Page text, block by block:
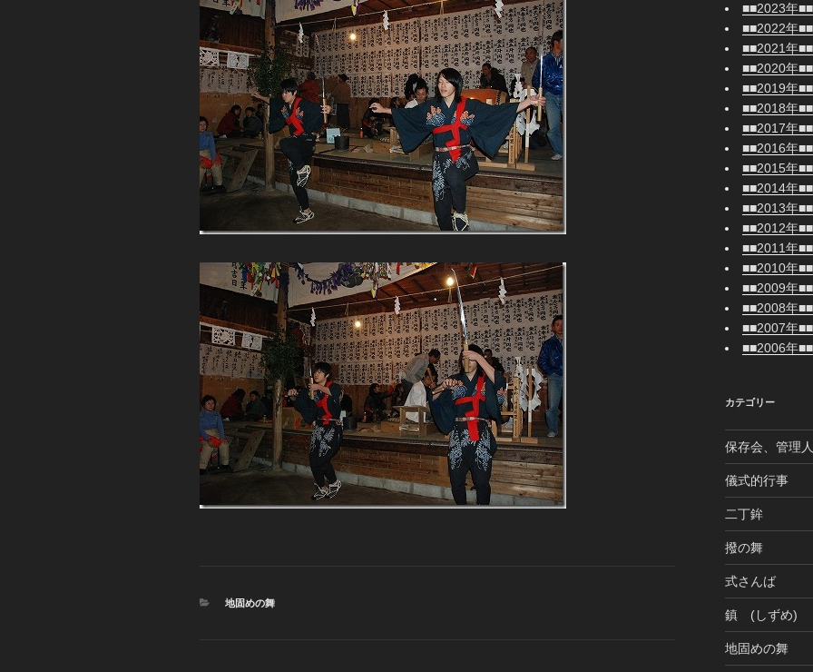
カ
地固めの舞
■■2023年■■
■■2022年■■
■■2021年■■
■■2020年■■
■■2019年■■
■■2018年■■
■■2017年■■
■■2016年■■
■■2015年■■
■■2014年■■
■■2013年■■
■■2012年■■
■■2011年■■
■■2010年■■
■■2009年■■
■■2008年■■
■■2007年■■
■■2006年■■
カテゴリー
保存会、管理
儀式的行事
二丁鉾
撥の舞
式さんば
鎮 (しずめ)
地固めの舞